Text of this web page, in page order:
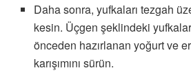
Daha sonra, yufkaları tezgah
kesin. Üçgen şeklindeki
önceden hazırlanan yoğurt ve
karışımını sürün.